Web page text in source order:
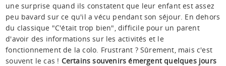
une surprise quand ils constatent que leur enfant est assez
peu bavard sur ce qu'il a vécu pendant son séjour. En dehors
du classique "C'était trop bien", difficile pour un parent
d'avoir des informations sur les activités et le
fonctionnement de la colo. Frustrant ? Sûrement, mais c'est
souvent le cas ! Certains souvenirs émergent quelques jours